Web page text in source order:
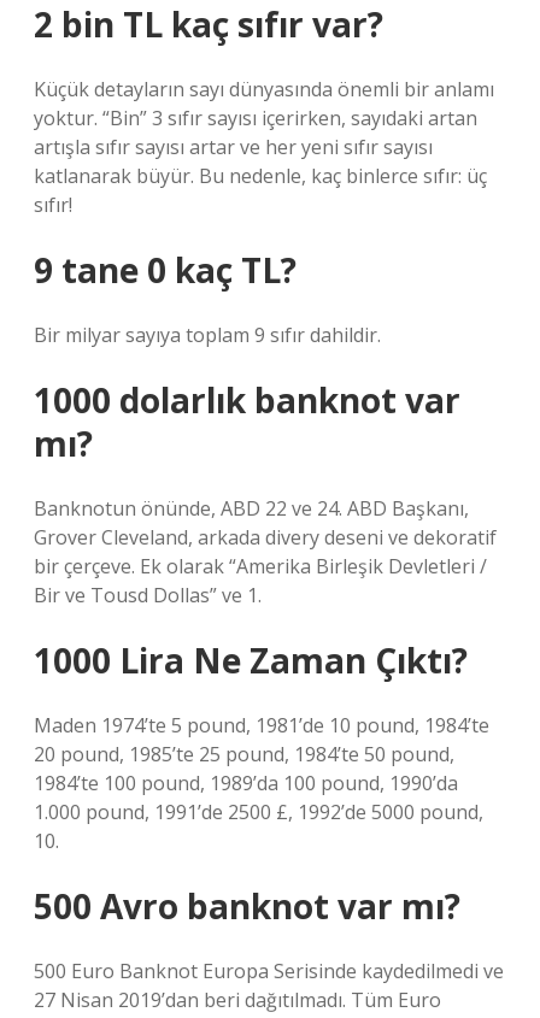
2 bin TL kaç sıfır var?
Küçük detayların sayı dünyasında önemli bir anlamı
yoktur. “Bin” 3 sıfır sayısı içerirken, sayıdaki artan
artışla sıfır sayısı artar ve her yeni sıfır sayısı
katlanarak büyür. Bu nedenle, kaç binlerce sıfır: üç
sıfır!
9 tane 0 kaç TL?
Bir milyar sayıya toplam 9 sıfır dahildir.
1000 dolarlık banknot var
mı?
Banknotun önünde, ABD 22 ve 24. ABD Başkanı,
Grover Cleveland, arkada divery deseni ve dekoratif
bir çerçeve. Ek olarak “Amerika Birleşik Devletleri /
Bir ve Tousd Dollas” ve 1.
1000 Lira Ne Zaman Çıktı?
Maden 1974’te 5 pound, 1981’de 10 pound, 1984’te
20 pound, 1985’te 25 pound, 1984’te 50 pound,
1984’te 100 pound, 1989’da 100 pound, 1990’da
1.000 pound, 1991’de 2500 £, 1992’de 5000 pound,
10.
500 Avro banknot var mı?
500 Euro Banknot Europa Serisinde kaydedilmedi ve
27 Nisan 2019’dan beri dağıtılmadı. Tüm Euro